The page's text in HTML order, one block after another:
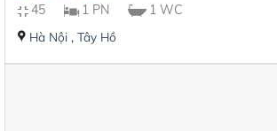
45 1 PN 1 WC
Hà Nội, Tây Hồ